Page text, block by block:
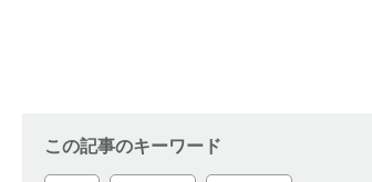
この記事のキーワード